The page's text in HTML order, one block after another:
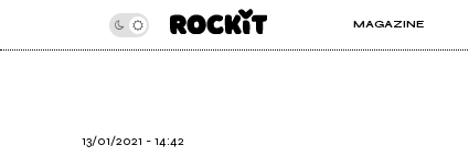
MAGAZINE
INSIDER
13/01/2021 - 14:42